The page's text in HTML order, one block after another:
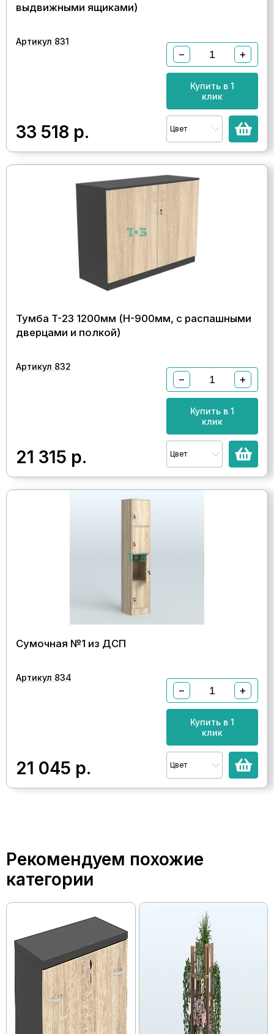
выдвижными ящиками)
Артикул 831
33 518 р.
− +
Купить в 1
клик
Цвет
Тумба T-23 1200мм (H-900мм, с распашными
дверцами и полкой)
Артикул 832
21 315 р.
− +
Купить в 1
клик
Цвет
Сумочная №1 из ДСП
Артикул 834
21 045 р.
− +
Купить в 1
клик
Цвет
Рекомендуем похожие
категории